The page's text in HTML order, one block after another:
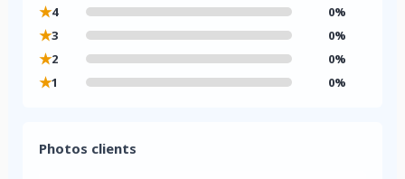
★4 0%
★3 0%
★2 0%
★1 0%
Photos clients